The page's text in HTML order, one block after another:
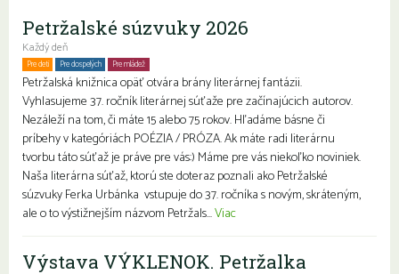
Petržalské súzvuky 2026
Každý deň
Pre deti Pre dospelých Pre mládež
Petržalská knižnica opäť otvára brány literárnej fantázii.
Vyhlasujeme 37. ročník literárnej súťaže pre začínajúcich autorov.
Nezáleží na tom, či máte 15 alebo 75 rokov. Hľadáme básne či
príbehy v kategóriách POÉZIA / PRÓZA. Ak máte radi literárnu
tvorbu táto súťaž je práve pre vás:) Máme pre vás niekoľko noviniek.
Naša literárna súťaž, ktorú ste doteraz poznali ako Petržalské
súzvuky Ferka Urbánka vstupuje do 37. ročníka s novým, skráteným,
ale o to výstižnejším názvom Petržals...Viac
Výstava VÝKLENOK. Petržalka